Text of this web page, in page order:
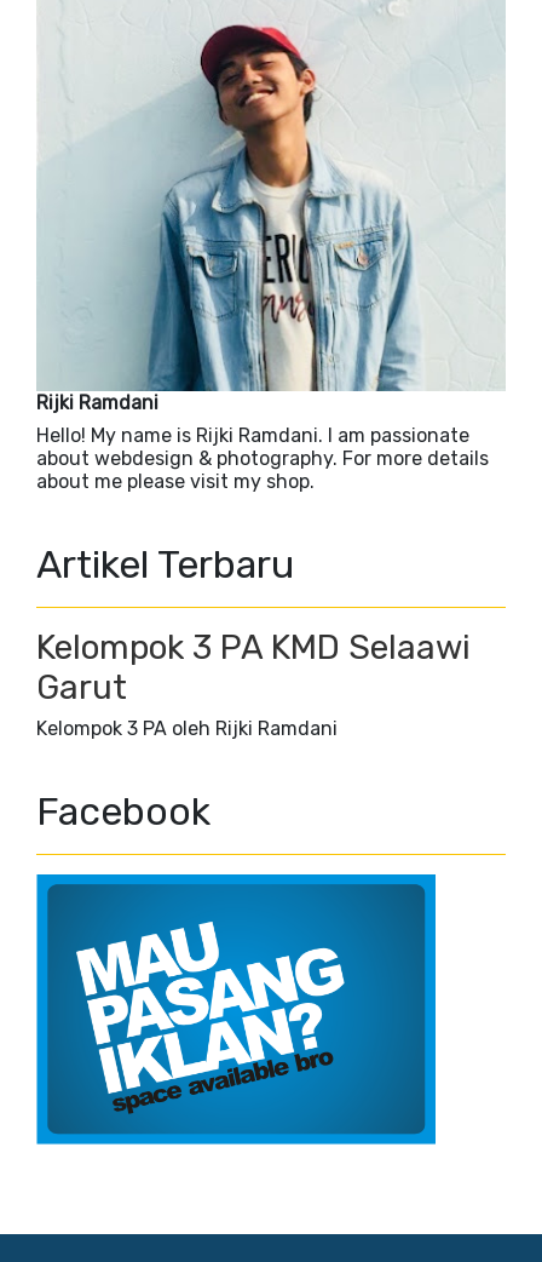
Rijki Ramdani
Hello! My name is Rijki Ramdani. I am passionate
about webdesign & photography. For more details
about me please visit my shop.
Artikel Terbaru
Kelompok 3 PA KMD Selaawi
Garut
Kelompok 3 PA oleh Rijki Ramdani
Facebook